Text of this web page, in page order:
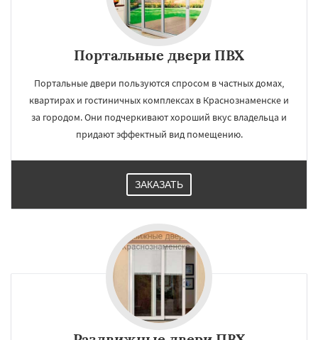
Портальные двери ПВХ
Портальные двери пользуются спросом в частных домах,
квартирах и гостиничных комплексах в Краснознаменске и
за городом. Они подчеркивают хороший вкус владельца и
придают эффектный вид помещению.
ЗАКАЗАТЬ